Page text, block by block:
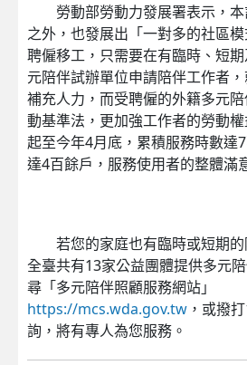
勞動部勞動力發展署表示，本
之外，也發展出「一對多的社區
聘僱移工，只需要在有臨時、短
元陪伴試辦單位申請陪伴工作者
補充人力，而受聘僱的外籍多元
動基準法，更加強工作者的勞動
起至今年4月底，累積服務時數達
達4百餘戶，服務使用者的整體滿
若您的家庭也有臨時或短期的
全臺共有13家公益團體提供多元
尋「多元陪伴照顧服務網站」
https://mcs.wda.gov.tw ，或撥
詢，將有專人為您服務。